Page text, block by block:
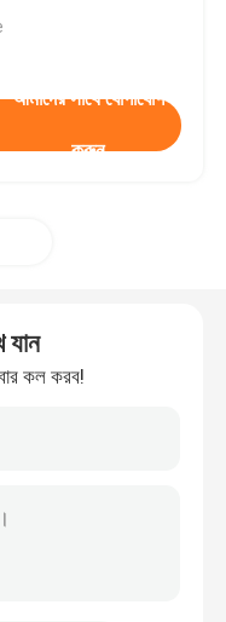
আমাদের সাথে যোগাযোগ
করুন
যান
কল করব!